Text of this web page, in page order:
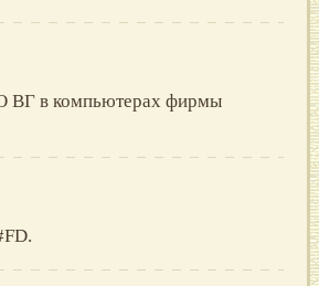
ВГ в компьютерах фирмы